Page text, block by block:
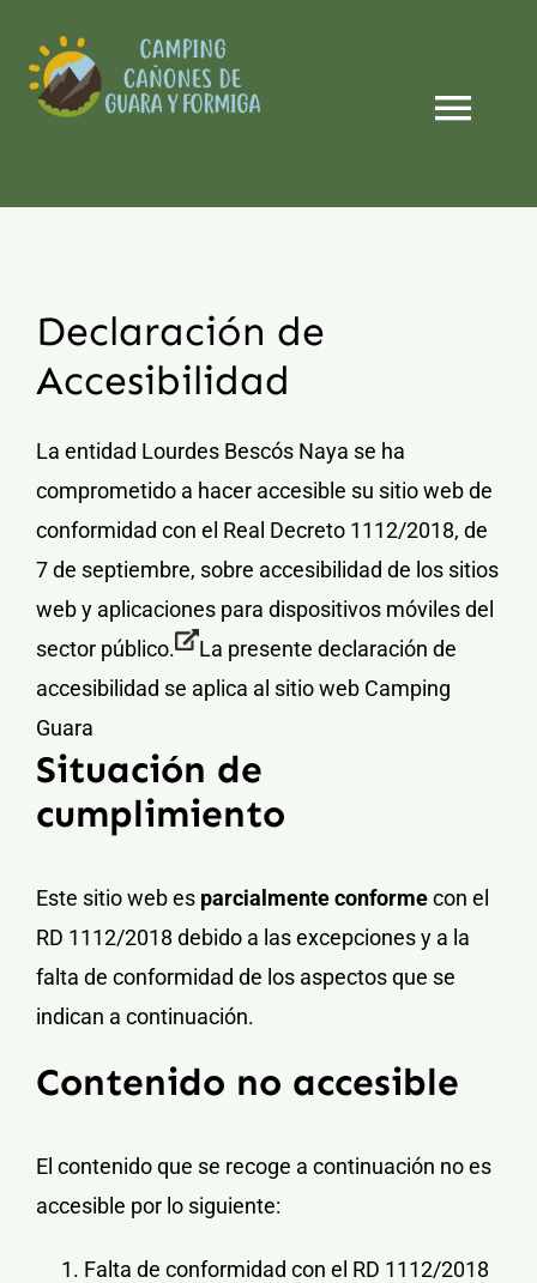
contenido
Camping
Actividades
Entorno
Blog
Contacto y Reservas
Declaración de
Accesibilidad
La entidad Lourdes Bescós Naya se ha
comprometido a hacer accesible su sitio web de
conformidad con el Real Decreto 1112/2018, de
7 de septiembre, sobre accesibilidad de los sitios
web y aplicaciones para dispositivos móviles del
sector público.
La presente declaración de
accesibilidad se aplica al sitio web Camping
Guara
Situación de
cumplimiento
Este sitio web es parcialmente conformecon el
RD 1112/2018 debido a las excepciones y a la
falta de conformidad de los aspectos que se
indican a continuación.
Contenido no accesible
El contenido que se recoge a continuación no es
accesible por lo siguiente:
Falta de conformidad con el RD 1112/2018